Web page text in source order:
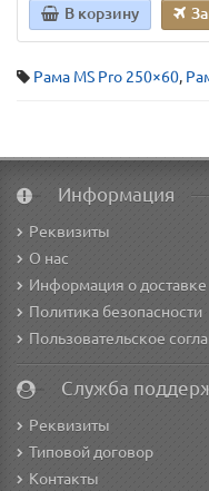
В корзину
Рама MS Pro 250×60,
Информация
Реквизиты
О нас
Информация о доставке
Политика безопасности
Пользовательское
Служба
Реквизиты
Типовой договор
Контакты